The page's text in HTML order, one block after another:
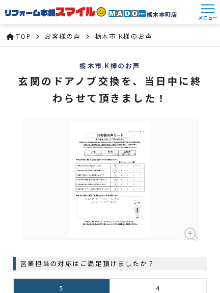
メニュー
TOP お客様の声 栃木市 K様のお声
栃木市 K様のお声
玄関のドアノブ交換を、当日中に終
わらせて頂きました！
営業担当の対応はご満足頂けましたか？
5 4